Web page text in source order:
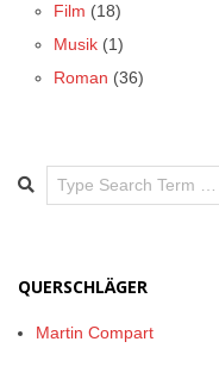
Film (18)
Musik (1)
Roman (36)
Search
QUERSCHLÄGER
Martin Compart